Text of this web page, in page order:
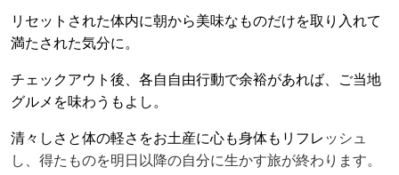
リセットされた体内に朝から美味なものだけを取り入れて
満たされた気分に。
チェックアウト後、各自自由行動で余裕があれば、ご当地
グルメを味わうもよし。
清々しさと体の軽さをお土産に心も身体もリフレ ッシュ
し、得たものを明日以降の自分に生かす旅が終わります。